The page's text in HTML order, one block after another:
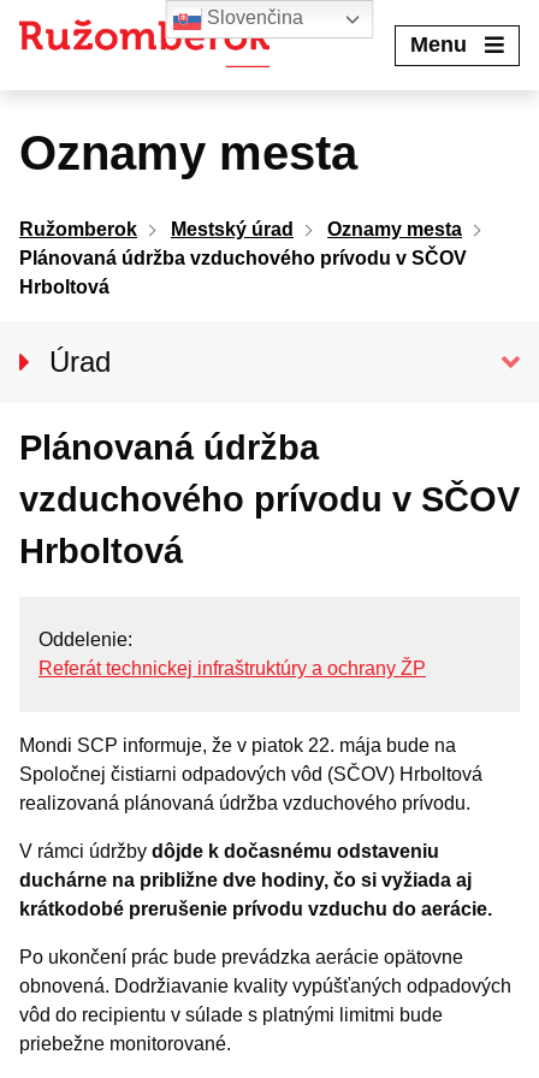
Menu
Oznamy mesta
Ružomberok Mestský úrad
Oznamy mesta
Plánovaná údržba vzduchového prívodu v SČOV
Hrboltová
Úrad
Prednosta úradu
Oddelenia MsÚ
Dokumenty, žiadosti a tlačivá
Plánovaná údržba
vzduchového prívodu v SČOV
Hrboltová
Oddelenie
Referát technickej infraštruktúry a ochrany ŽP
Mondi SCP informuje, že v piatok 22. mája bude na
Spoločnej čistiarni odpadových vôd (SČOV) Hrboltová
realizovaná plánovaná údržba vzduchového prívodu.
V rámci údržby dôjde k dočasnému odstaveniu
duchárne na približne dve hodiny, čo si vyžiada aj
krátkodobé prerušenie prívodu vzduchu do aerácie.
Po ukončení prác bude prevádzka aerácie opätovne
obnovená. Dodržiavanie kvality vypúšťaných odpadových
vôd do recipientu v súlade s platnými limitmi bude
priebežne monitorované.
Slovenčina